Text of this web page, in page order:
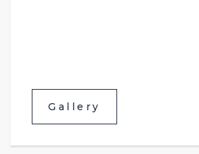
Gallery